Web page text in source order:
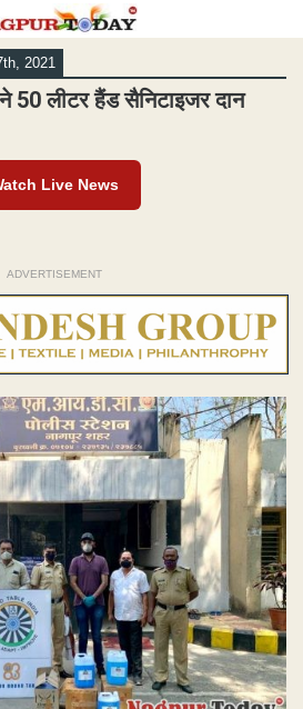
2021
50 लीटर हैंड सैनिटाइजर दान
Live News
ADVERTISEMENT